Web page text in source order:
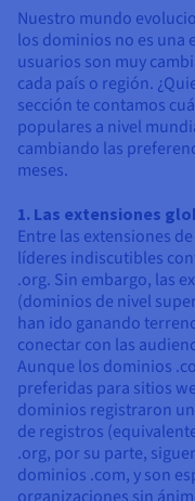
Nuestro mundo
los dominios no es una
usuarios son muy
cada país o región.
sección te contamos
populares a nivel
cambiando las
meses.
1. Las extensiones
Entre las extensiones
líderes indiscutibles
.org. Sin embargo, las
(dominios de nivel
han ido ganando
conectar con las
Aunque los dominios
preferidas para sitios
dominios registraron
de registros
.org, por su parte,
dominios .com, y son